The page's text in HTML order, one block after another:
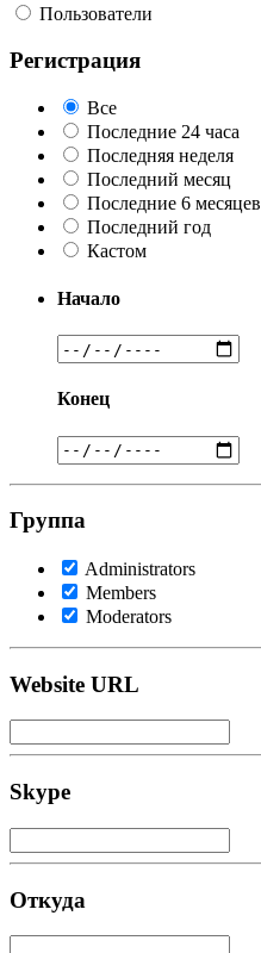
Пользователи
Регистрация
Все
Последние 24 часа
Последняя неделя
Последний месяц
Последние 6 месяцев
Последний год
Кастом
Начало
Конец
Группа
Administrators
Members
Moderators
Website URL
Skype
Откуда